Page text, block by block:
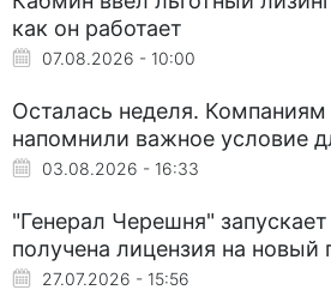
как он работает
07.08.2026 - 10:00
Осталась неделя.
напомнили важное условие
03.08.2026 - 16:33
"Генерал Черешня"
получена лицензия на новый
27.07.2026 - 15:56